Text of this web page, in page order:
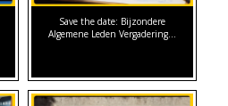
Save the date: Bijzondere
Algemene Leden Vergadering…